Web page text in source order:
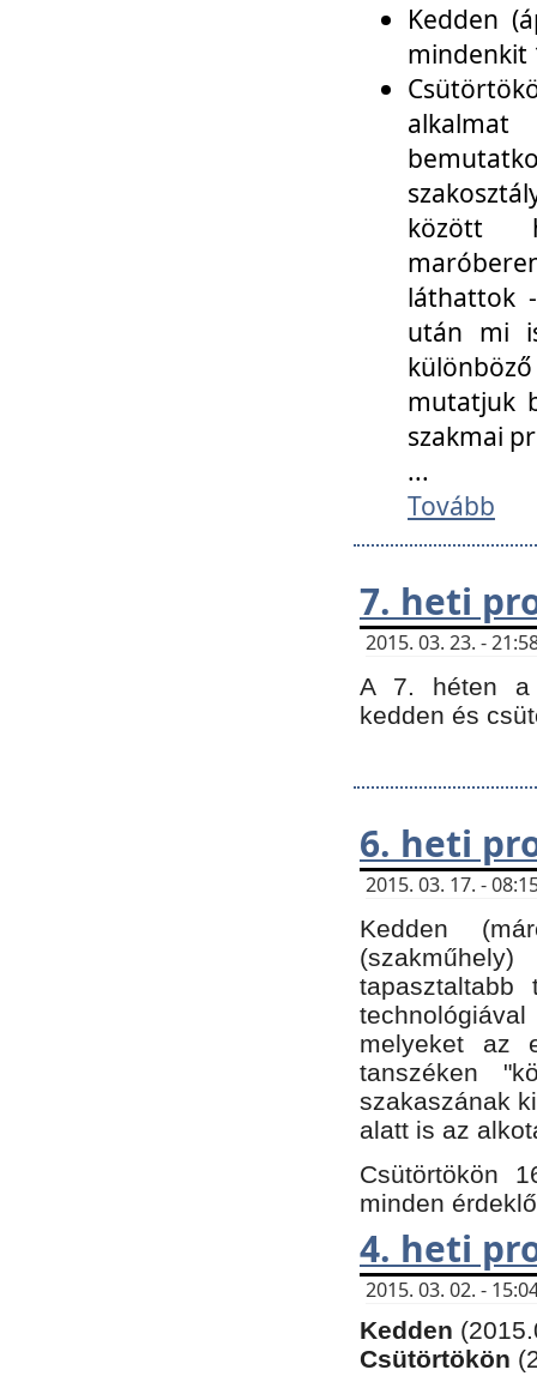
Kedden
mindenkit
között
láthattok
után mi
mutatjuk
szakmai
...
Tovább
7. heti
2015. 03. 23. -
A 7. héten a
kedden és
6. heti
2015. 03. 17. -
Kedden
tapasztaltabb
melyeket az
tanszéken
szakaszának
alatt is az
Csütörtökön
minden
4. heti
2015. 03. 02. -
Kedden
Csütörtökön